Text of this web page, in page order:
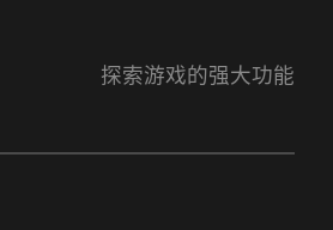
探索游戏的强大功能